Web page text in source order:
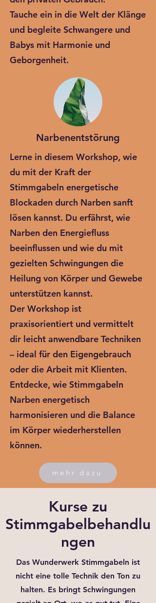
Tauche ein in die Welt der Klänge
und begleite Schwangere und
Babys mit Harmonie und
Geborgenheit.
Narbenentstörung
Lerne in diesem Workshop, wie
du mit der Kraft der
Stimmgabeln energetische
Blockaden durch Narben sanft
lösen kannst. Du erfährst, wie
Narben den Energiefluss
beeinflussen und wie du mit
gezielten Schwingungen die
Heilung von Körper und Gewebe
unterstützen kannst.
Der Workshop ist
praxisorientiert und vermittelt
dir leicht anwendbare Techniken
– ideal für den Eigengebrauch
oder die Arbeit mit Klienten.
Entdecke, wie Stimmgabeln
Narben energetisch
harmonisieren und die Balance
im Körper wiederherstellen
können.
mehr dazu
Kurse zu
Stimmgabelbehandlu
ngen
Das Wunderwerk Stimmgabeln ist
nicht eine tolle Technik den Ton zu
halten. Es bringt Schwingungen